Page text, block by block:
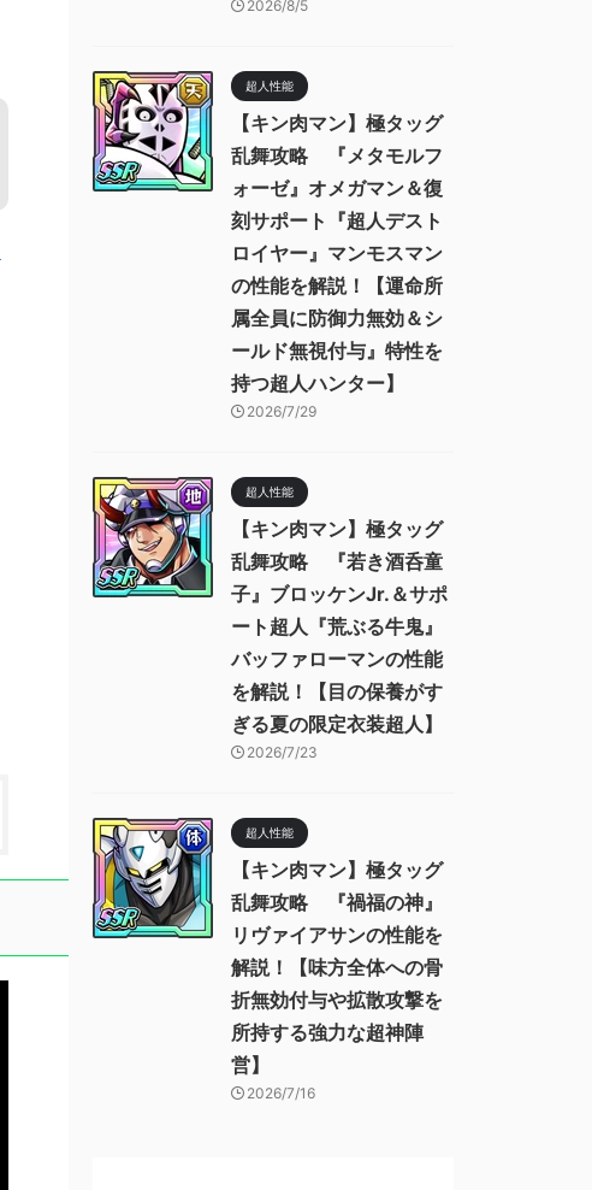
2026/8/5
超人性能
【キン肉マン】極タッグ
乱舞攻略 『メタモルフ
ォーゼ』オメガマン＆復
刻サポート『超人デスト
ロイヤー』マンモスマン
の性能を解説！【運命所
属全員に防御力無効＆シ
ールド無視付与』特性を
持つ超人ハンター】
2026/7/29
超人性能
【キン肉マン】極タッグ
乱舞攻略 『若き酒呑童
子』ブロッケンJr.＆サポ
ート超人『荒ぶる牛鬼』
バッファローマンの性能
を解説！【目の保養がす
ぎる夏の限定衣装超人】
2026/7/23
超人性能
【キン肉マン】極タッグ
乱舞攻略 『禍福の神』
リヴァイアサンの性能を
解説！【味方全体への骨
折無効付与や拡散攻撃を
所持する強力な超神陣
営】
2026/7/16